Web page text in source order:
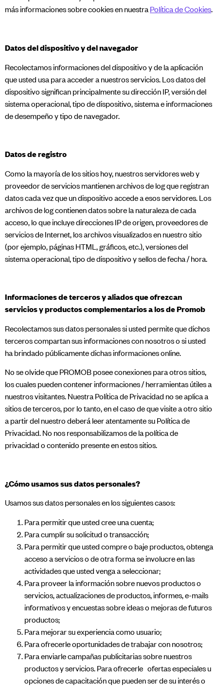
más informaciones sobre cookies en nuestraPolítica de Cookies.
Datos del dispositivo y del navegador​
Recolectamos informaciones del dispositivo y de la aplicación
que usted usa para acceder a nuestros servicios. Los datos del
dispositivo significan principalmente su dirección IP, versión del
sistema operacional, tipo de dispositivo, sistema e informaciones
de desempeño y tipo de navegador.
Datos de registro​
Como la mayoría de los sitios hoy, nuestros servidores web y
proveedor de servicios mantienen archivos de log que registran
datos cada vez que un dispositivo accede a esos servidores. Los
archivos de log contienen datos sobre la naturaleza de cada
acceso, lo que incluye direcciones IP de origen, proveedores de
servicios de Internet, los archivos visualizados en nuestro sitio
(por ejemplo, páginas HTML, gráficos, etc.), versiones del
sistema operacional, tipo de dispositivo y sellos de fecha / hora.
Informaciones de terceros y aliados que ofrezcan
servicios y productos complementarios a los de Promob​
Recolectamos sus datos personales si usted permite que dichos
terceros compartan sus informaciones con nosotros o si usted
ha brindado públicamente dichas informaciones online.
No se olvide que PROMOB posee conexiones para otros sitios,
los cuales pueden contener informaciones / herramientas útiles a
nuestros visitantes. Nuestra Política de Privacidad no se aplica a
sitios de terceros, por lo tanto, en el caso de que visite a otro sitio
a partir del nuestro deberá leer atentamente su Política de
Privacidad. No nos responsabilizamos de la política de
privacidad o contenido presente en estos sitios.
¿Cómo usamos sus datos personales?
Usamos sus datos personales en los siguientes casos:
Para permitir que usted cree una cuenta;
Para cumplir su solicitud o transacción;
Para permitir que usted compre o baje productos, obtenga
acceso a servicios o de otra forma se involucre en las
actividades que usted venga a seleccionar;
Para proveer la información sobre nuevos productos o
servicios, actualizaciones de productos, informes, e-mails
informativos y encuestas sobre ideas o mejoras de futuros
productos;
Para mejorar su experiencia como usuario;
Para ofrecerle oportunidades de trabajar con nosotros;
Para enviarle campañas publicitarias sobre nuestros
productos y servicios. Para ofrecerle ofertas especiales u
opciones de capacitación que pueden ser de su interés o